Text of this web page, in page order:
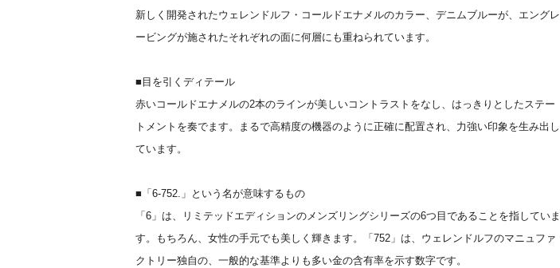
新しく開発されたウェレンドルフ・コールドエナメルのカラー、デニムブルーが、エングレ
ービングが施されたそれぞれの面に何層にも重ねられています。
■目を引くディテール
赤いコールドエナメルの2本のラインが美しいコントラストをなし、はっきりとしたステー
トメントを奏でます。まるで高精度の機器のように正確に配置され、力強い印象を生み出し
ています。
■「6-752.」という名が意味するもの
「6」は、リミテッドエディションのメンズリングシリーズの6つ目であることを指していま
す。もちろん、女性の手元でも美しく輝きます。「752」は、ウェレンドルフのマニュファ
クトリー独自の、一般的な基準よりも多い金の含有率を示す数字です。